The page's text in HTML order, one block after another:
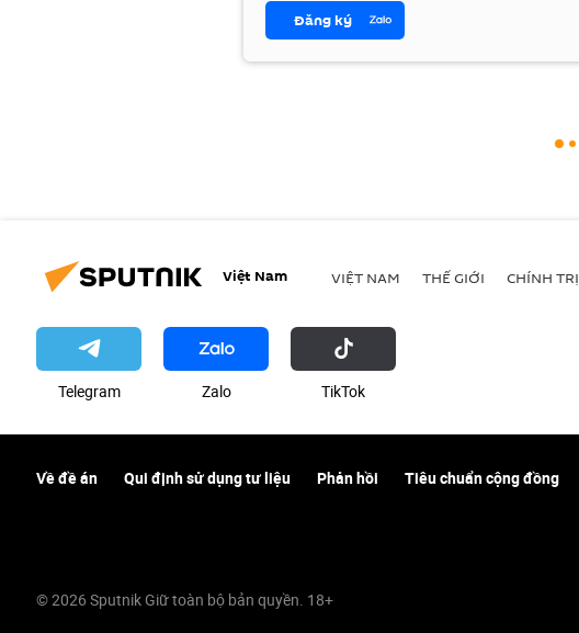
Đăng ký
Việt Nam VIỆT NAM THẾ GIỚI CHÍNH TRỊ
Telegram Zalo ТikТоk
Về đề án Qui định sử dụng tư liệu Phản hồi Tiêu chuẩn cộng đồng
© 2026 Sputnik Giữ toàn bộ bản quyền. 18+